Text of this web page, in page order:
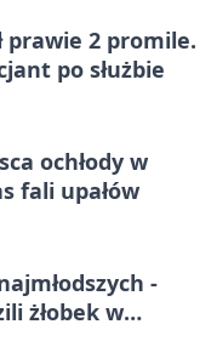
prawie 2 promile.
po służbie
ochłody w
fali upałów
-
żłobek w